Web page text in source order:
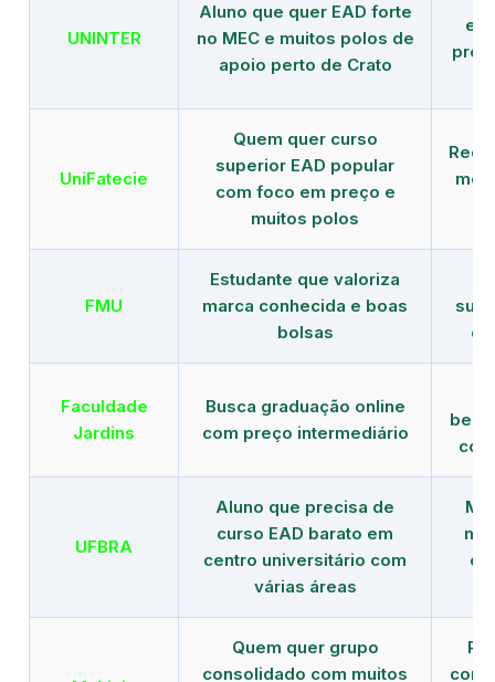
UNINTER
Aluno que quer EAD forte
no MEC e muitos polos de
apoio perto de Crato
UniFatecie
Quem quer curso
superior EAD popular
com foco em preço e
muitos polos
FMU
Estudante que valoriza
marca conhecida e boas
bolsas
Faculdade
Jardins
Busca graduação online
com preço intermediário
UFBRA
Aluno que precisa de
curso EAD barato em
centro universitário com
várias áreas
Quem quer grupo
consolidado com muitos
com